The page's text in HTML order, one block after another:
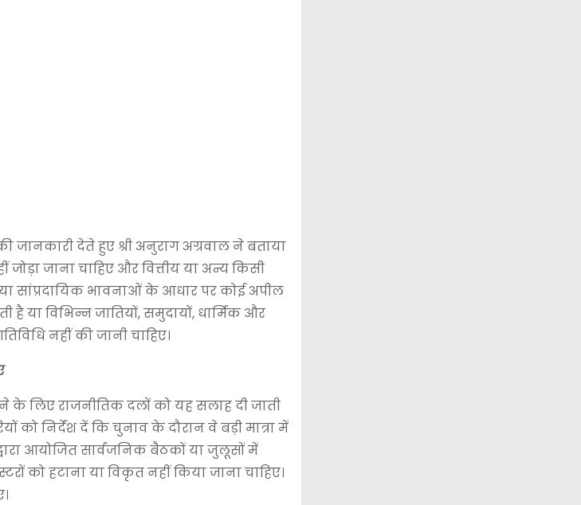
जानकारी देते हुए श्री अनुराग अग्रवाल ने बताया
जाना चाहिए और वित्तीय या अन्य किसी
या सांप्रदायिक भावनाओं के आधार पर कोई अपील
या विभिन्न जातियों, समुदायों, धार्मिक और
नहीं की जानी चाहिए।
के लिए राजनीतिक दलों को यह सलाह दी जाती
निर्देश दें कि चुनाव के दौरान वे बड़ी मात्रा में
आयोजित सार्वजनिक बैठकों या जुलूसों में
को हटाना या विकृत नहीं किया जाना चाहिए।